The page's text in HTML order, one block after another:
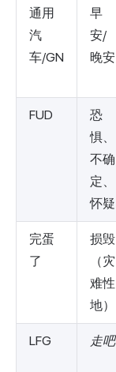
通用
汽
车/GN
早
安/
晚安
FUD
恐
惧、
不确
定、
怀疑
完蛋
了
损毁
（灾
难性
地）
LFG 走吧